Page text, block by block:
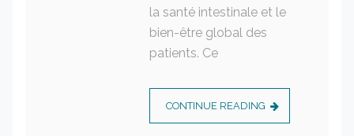
la santé intestinale et le
bien-être global des
patients. Ce
CONTINUE READING